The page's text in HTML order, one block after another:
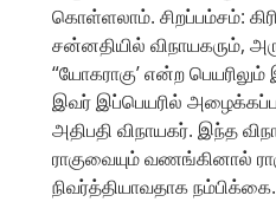
கொள்ளலாம். சிறப்பம்சம்:
சன்னதியில் விநாயகரும்,
“யோகராகு’ என்ற
இவர் இப்பெயரில்
அதிபதி விநாயகர். இந்த
ராகுவையும் வணங்கினால்
நிவர்த்தியாவதாக நம்பிக்கை.